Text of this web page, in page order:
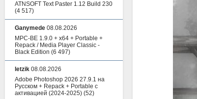
ATNSOFT Text Paster 1.12 Build 230
(4 517)
Ganymede 08.08.2026
MPC-BE 1.9.0 + x64 + Portable +
Repack / Media Player Classic -
Black Edition (6 497)
letzik 08.08.2026
Adobe Photoshop 2026 27.9.1 на
Русском + Repack + Portable с
активацией (2024-2025) (52)